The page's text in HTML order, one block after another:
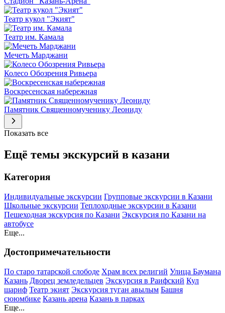
Театр кукол "Экият"
Театр им. Камала
Мечеть Марджани
Колесо Обозрения Ривьера
Воскресенская набережная
Памятник Священномученику Леониду
Показать все
Ещё темы экскурсий в казани
Категория
Индивидуальные экскурсии Групповые экскурсии в Казани
Школьные экскурсии Теплоходные экскурсии в Казани
Пешеходная экскурсия по Казани Экскурсия по Казани на
автобусе
Еще...
Достопримечательности
По старо татарской слободе Храм всех религий Улица Баумана
Казань Дворец земледельцев Экскурсия в Раифский Кул
шариф Театр экият Экскурсия туган авылым Башня
сююмбике Казань арена Казань в парках
Еще...